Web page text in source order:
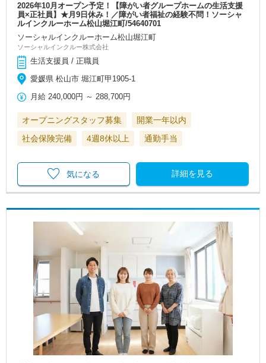
2026年10月オープン予定！【障がい者グループホームの生活支援
員×正社員】★月9日休み！／障がい者福祉の経験不問！ソーシャ
ルインクルーホーム松山堀江町/54640701
ソーシャルインクルーホーム松山堀江町
ソーシャルインクルー株式会社
生活支援員 / 正職員
愛媛県 松山市 堀江町甲1905-1
月給 240,000円 ～ 288,700円
オープニングスタッフ募集
開業一年以内
社会保険完備
4週8休以上 通勤手当
詳細を見る
気になる